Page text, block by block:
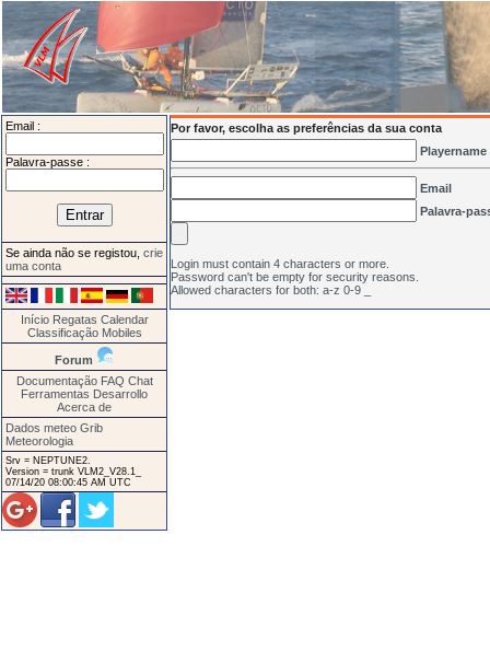
Email :
Palavra-passe :
Se ainda não se registou, crie
uma conta
Início Regatas Calendar
Classificação Mobiles
Forum
Documentação FAQ Chat
Ferramentas Desarrollo
Acerca de
Dados meteo Grib
Meteorologia
Srv = NEPTUNE2.
Version = trunk VLM2_V28.1_
07/14/20 08:00:45 AM UTC
Por favor, escolha as preferências da sua conta
Playername
Email
Palavra-
Login must contain 4 characters or more.
Password can't be empty for security reasons.
Allowed characters for both: a-z 0-9 _